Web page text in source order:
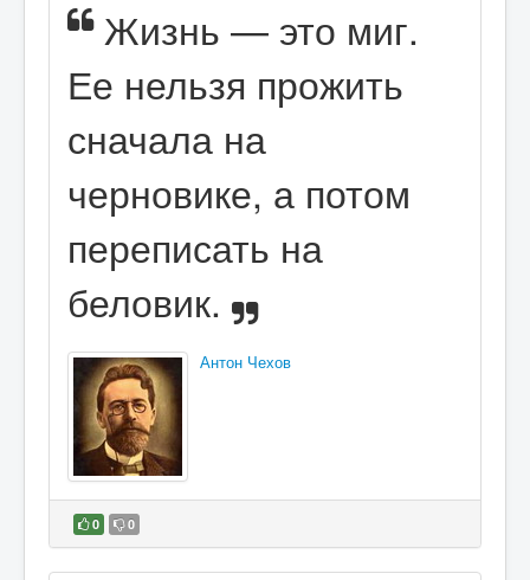
Поиск
Жизнь — это миг.
Ее нельзя прожить
сначала на
черновике, а потом
переписать на
беловик.
Антон Чехов
0 0